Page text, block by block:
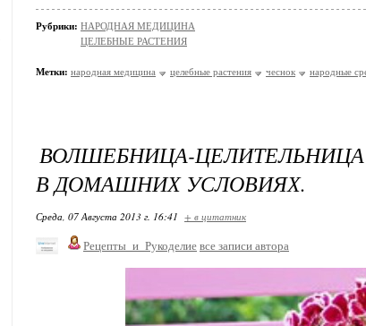
Рубрики: НАРОДНАЯ МЕДИЦИНА
ЦЕЛЕБНЫЕ РАСТЕНИЯ
Метки: народная медицина целебные растения чеснок народные
ВОЛШЕБНИЦА-
В ДОМАШНИХ УСЛОВИЯХ.
Среда, 07 Августа 2013 г. 16:41 + в цитатник
Рецепты_и_Рукоделие все записи автора